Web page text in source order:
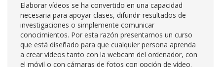
Elaborar vídeos se ha convertido en una capacidad
necesaria para apoyar clases, difundir resultados de
investigaciones o simplemente comunicar
conocimientos. Por esta razón presentamos un curso
que está diseñado para que cualquier persona aprenda
a crear vídeos tanto con la webcam del ordenador, con
el móvil o con cámaras de fotos con opción de vídeo.